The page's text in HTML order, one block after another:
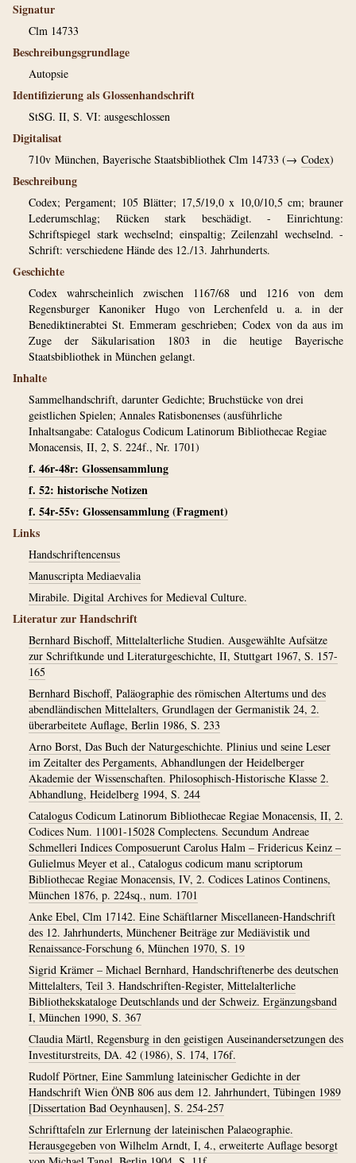
Signatur
Clm 14733
Beschreibungsgrundlage
Autopsie
Identifizierung als Glossenhandschrift
StSG. II, S. VI: ausgeschlossen
Digitalisat
710v München, Bayerische Staatsbibliothek Clm 14733 (→ Codex)
Beschreibung
Codex; Pergament; 105 Blätter; 17,5/19,0 x 10,0/10,5 cm; brauner
Lederumschlag; Rücken stark beschädigt. - Einrichtung:
Schriftspiegel stark wechselnd; einspaltig; Zeilenzahl wechselnd. -
Schrift: verschiedene Hände des 12./13. Jahrhunderts.
Geschichte
Codex wahrscheinlich zwischen 1167/68 und 1216 von dem
Regensburger Kanoniker Hugo von Lerchenfeld u. a. in der
Benediktinerabtei St. Emmeram geschrieben; Codex von da aus im
Zuge der Säkularisation 1803 in die heutige Bayerische
Staatsbibliothek in München gelangt.
Inhalte
Sammelhandschrift, darunter Gedichte; Bruchstücke von drei
geistlichen Spielen; Annales Ratisbonenses (ausführliche
Inhaltsangabe: Catalogus Codicum Latinorum Bibliothecae Regiae
Monacensis, II, 2, S. 224f., Nr. 1701)
f. 46r-48r: Glossensammlung
f. 52: historische Notizen
f. 54r-55v: Glossensammlung (Fragment)
Links
Handschriftencensus
Manuscripta Mediaevalia
Mirabile. Digital Archives for Medieval Culture.
Literatur zur Handschrift
Bernhard Bischoff, Mittelalterliche Studien. Ausgewählte Aufsätze
zur Schriftkunde und Literaturgeschichte, II, Stuttgart 1967, S. 157-
165
Bernhard Bischoff, Paläographie des römischen Altertums und des
abendländischen Mittelalters, Grundlagen der Germanistik 24, 2.
überarbeitete Auflage, Berlin 1986, S. 233
Arno Borst, Das Buch der Naturgeschichte. Plinius und seine Leser
im Zeitalter des Pergaments, Abhandlungen der Heidelberger
Akademie der Wissenschaften. Philosophisch-Historische Klasse 2.
Abhandlung, Heidelberg 1994, S. 244
Catalogus Codicum Latinorum Bibliothecae Regiae Monacensis, II, 2.
Codices Num. 11001-15028 Complectens. Secundum Andreae
Schmelleri Indices Composuerunt Carolus Halm – Fridericus Keinz –
Gulielmus Meyer et al., Catalogus codicum manu scriptorum
Bibliothecae Regiae Monacensis, IV, 2. Codices Latinos Continens,
München 1876, p. 224sq., num. 1701
Anke Ebel, Clm 17142. Eine Schäftlarner Miscellaneen-Handschrift
des 12. Jahrhunderts, Münchener Beiträge zur Mediävistik und
Renaissance-Forschung 6, München 1970, S. 19
Sigrid Krämer – Michael Bernhard, Handschriftenerbe des deutschen
Mittelalters, Teil 3. Handschriften-Register, Mittelalterliche
Bibliothekskataloge Deutschlands und der Schweiz. Ergänzungsband
I, München 1990, S. 367
Claudia Märtl, Regensburg in den geistigen Auseinandersetzungen des
Investiturstreits, DA. 42 (1986), S. 174, 176f.
Rudolf Pörtner, Eine Sammlung lateinischer Gedichte in der
Handschrift Wien ÖNB 806 aus dem 12. Jahrhundert, Tübingen 1989
[Dissertation Bad Oeynhausen], S. 254-257
Schrifttafeln zur Erlernung der lateinischen Palaeographie.
Herausgegeben von Wilhelm Arndt, I, 4., erweiterte Auflage besorgt